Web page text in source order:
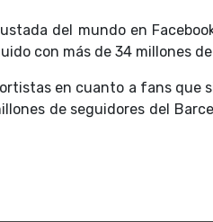
del mundo en
con más de 34 millones
en cuanto a fans que
de seguidores del